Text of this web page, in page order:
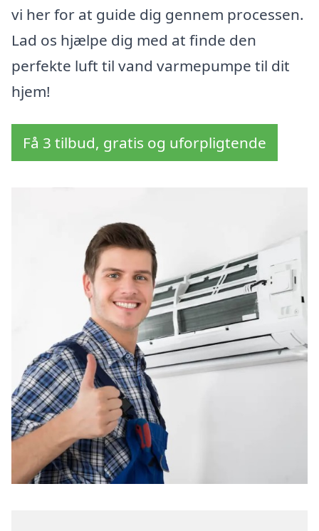
vi her for at guide dig gennem processen.
Lad os hjælpe dig med at finde den
perfekte luft til vand varmepumpe til dit
hjem!
Få 3 tilbud, gratis og uforpligtende